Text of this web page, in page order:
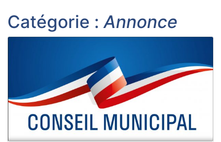
Catégorie :Annonce